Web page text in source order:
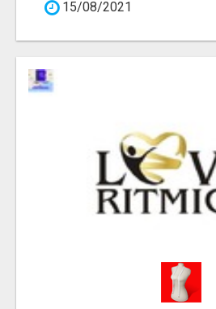
15/08/2021